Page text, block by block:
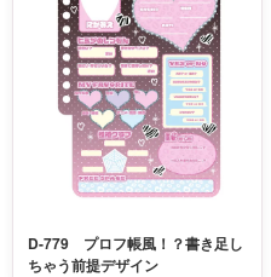
D-779 プロフ帳風！？書き足し
ちゃう前提デザイン